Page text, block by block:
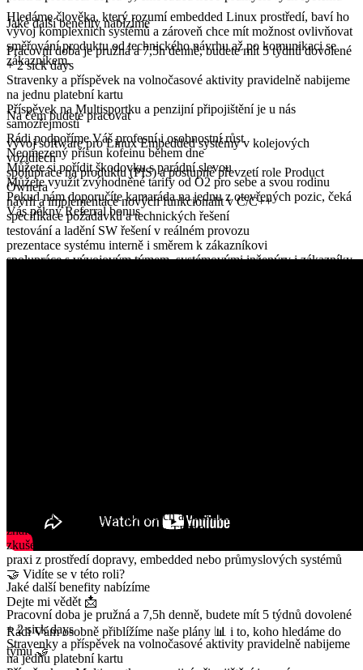
Jaké další benefity nabízíme
Pracovní doba je pružná a 7,5h denně, budete mít 5 týdnů dovolené
+ 2 sick days
Stravenky a příspěvek na volnočasové aktivity pravidelně nabijeme
na jednu platební kartu
Příspěvek na Multisportku a penzijní připojištění je u nás
samozřejmostí
Rádi podpoříme Váš profesní i osobnostní růst
Neomezený přísun kofeinu během dne
Můžete si pořídit škodovku s parádní slevou
Můžete využít zvýhodněné tarify od O2 pro sebe a svou rodinu
Pokud nám doporučíte kamaráda na jednu z otevřených pozic, čeká
Vás pěkný Referral bonus
🤝 Vidíte se v této roli?
Dejte mi vědět 📩
Rádi Vám osobně přiblížíme naše plány 📊 i to, koho hledáme do
týmu 🤝
Hledáme člověka, který rozumí embedded Linux prostředí, baví ho
vývoj komplexních systémů a zároveň chce mít možnost ovlivňovat
směřování produktu od technického návrhu až po komunikaci se
zákazníkem.
Na čem budete pracovat
vývoj software pro Linux Embedded systémy v kolejových
vozidlech
spolupráce na produktu (PIS) a postupné převzetí role Product
Ownera
návrh a implementace nových funkcionalit v C/C++
specifikace požadavků a technických řešení
testování a ladění SW řešení v reálném provozu
prezentace systému interně i směrem k zákazníkovi
spolupráce s vývojovým týmem, systémovými inženýry i zákazníky
přehled o serverových aplikacích a backendových službách
znalost technologií ITxPT nebo TRDP
zkušenost s tvorbou technické dokumentace
praxi z prostředí dopravy, embedded nebo průmyslových systémů
Jaké další benefity nabízíme
Pracovní doba je pružná a 7,5h denně, budete mít 5 týdnů dovolené
+ 2 sick days
Stravenky a příspěvek na volnočasové aktivity pravidelně nabijeme
na jednu platební kartu